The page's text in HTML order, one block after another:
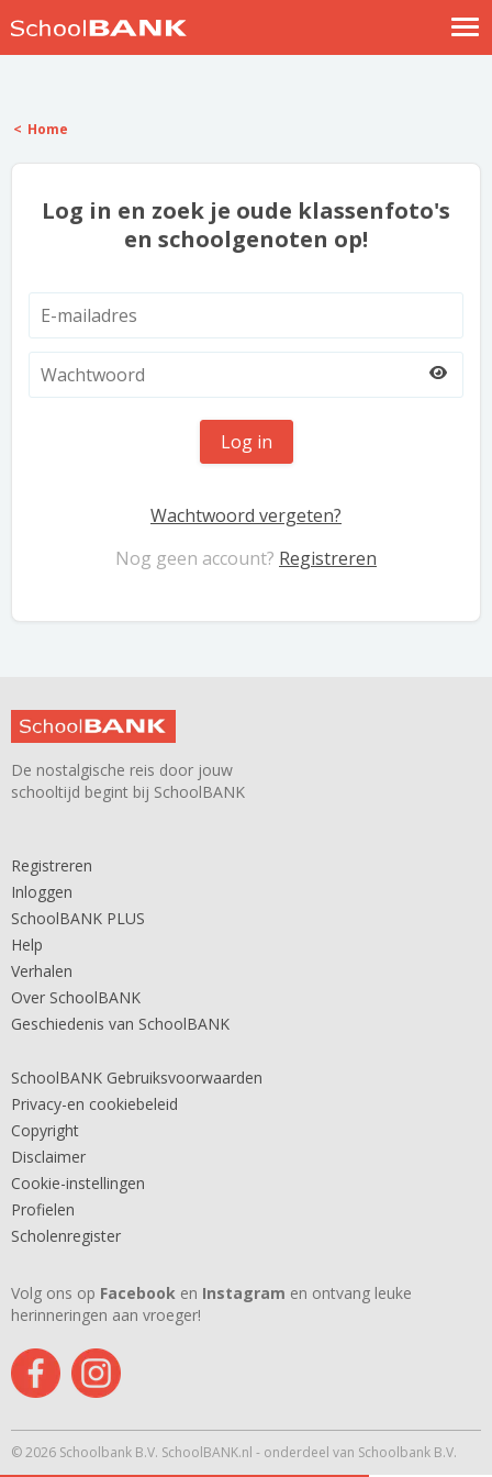
Help
Home
Log in en zoek je oude klassenfoto's
en schoolgenoten op!
Log in
Wachtwoord vergeten?
Nog geen account? Registreren
De nostalgische reis door jouw
schooltijd begint bij SchoolBANK
Registreren
Inloggen
SchoolBANK PLUS
Help
Verhalen
Over SchoolBANK
Geschiedenis van SchoolBANK
SchoolBANK Gebruiksvoorwaarden
Privacy-en cookiebeleid
Copyright
Disclaimer
Cookie-instellingen
Profielen
Scholenregister
Volg ons op Facebook en Instagram en ontvang leuke
herinneringen aan vroeger!
© 2026 Schoolbank B.V. SchoolBANK.nl - onderdeel van Schoolbank B.V.